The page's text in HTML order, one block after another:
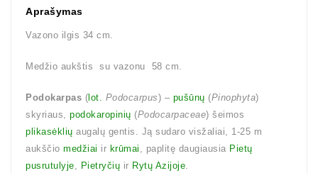
Aprašymas
Vazono ilgis 34 cm.
Medžio aukštis su vazonu 58 cm.
Podokarpas ( lot. Podocarpus) – pušūnų (Pinophyta)
skyriaus, podokaropinių (Podocarpaceae) šeimos
plikasėklių augalų gentis. Ją sudaro visžaliai, 1-25 m
aukščio medžiai ir krūmai , paplitę daugiausia Pietų
pusrutulyje, Pietryčių ir Rytų Azijoje.